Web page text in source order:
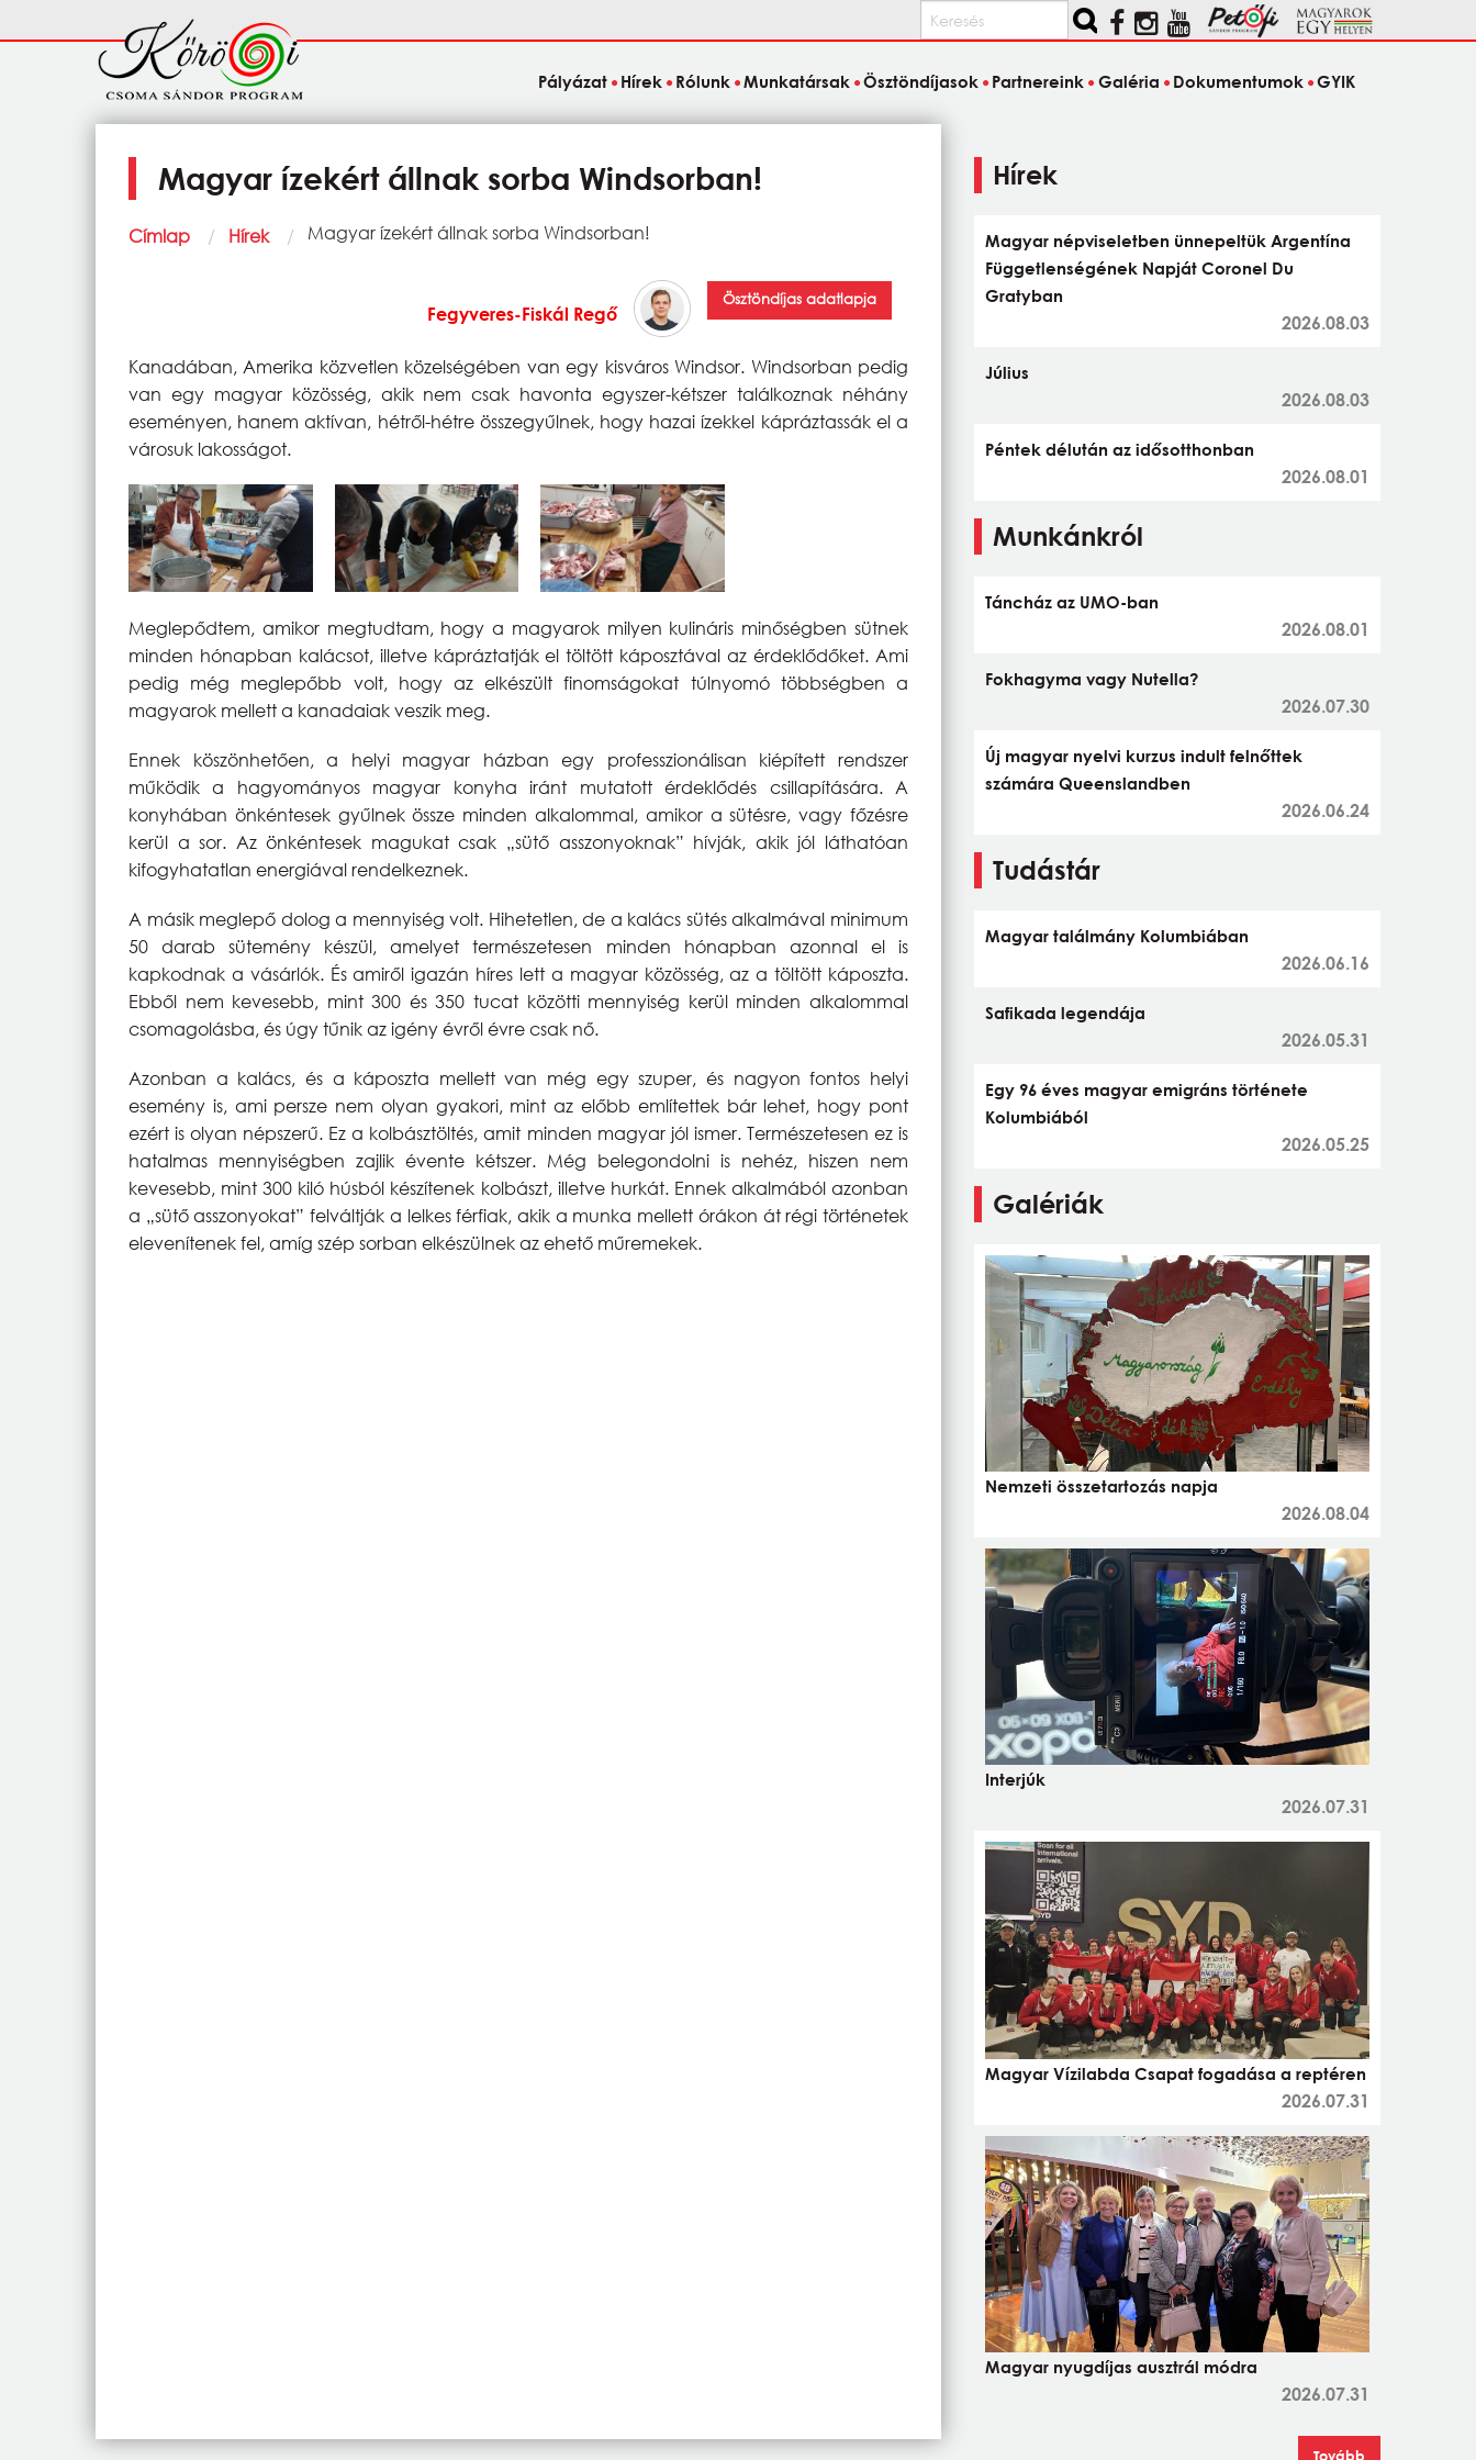
Keresés
Fő
navigáció
Pályázat Hírek Rólunk Munkatársak Ösztöndíjasok Partnereink Galéria Dokumentumok GYIK
Magyar ízekért állnak sorba Windsorban!
Morzsa
Címlap Hírek Current:
Magyar ízekért állnak sorba Windsorban!
Fegyveres-Fiskál Regő
Ösztöndíjas adatlapja
Kanadában, Amerika közvetlen közelségében van egy kisváros Windsor. Windsorban pedig
van egy magyar közösség, akik nem csak havonta egyszer-kétszer találkoznak néhány
eseményen, hanem aktívan, hétről-hétre összegyűlnek, hogy hazai ízekkel kápráztassák el a
városuk lakosságot.
Meglepődtem, amikor megtudtam, hogy a magyarok milyen kulináris minőségben sütnek
minden hónapban kalácsot, illetve kápráztatják el töltött káposztával az érdeklődőket. Ami
pedig még meglepőbb volt, hogy az elkészült finomságokat túlnyomó többségben a
magyarok mellett a kanadaiak veszik meg.
Ennek köszönhetően, a helyi magyar házban egy professzionálisan kiépített rendszer
működik a hagyományos magyar konyha iránt mutatott érdeklődés csillapítására. A
konyhában önkéntesek gyűlnek össze minden alkalommal, amikor a sütésre, vagy főzésre
kerül a sor. Az önkéntesek magukat csak „sütő asszonyoknak” hívják, akik jól láthatóan
kifogyhatatlan energiával rendelkeznek.
A másik meglepő dolog a mennyiség volt. Hihetetlen, de a kalács sütés alkalmával minimum
50 darab sütemény készül, amelyet természetesen minden hónapban azonnal el is
kapkodnak a vásárlók. És amiről igazán híres lett a magyar közösség, az a töltött káposzta.
Ebből nem kevesebb, mint 300 és 350 tucat közötti mennyiség kerül minden alkalommal
csomagolásba, és úgy tűnik az igény évről évre csak nő.
Azonban a kalács, és a káposzta mellett van még egy szuper, és nagyon fontos helyi
esemény is, ami persze nem olyan gyakori, mint az előbb említettek bár lehet, hogy pont
ezért is olyan népszerű. Ez a kolbásztöltés, amit minden magyar jól ismer. Természetesen ez is
hatalmas mennyiségben zajlik évente kétszer. Még belegondolni is nehéz, hiszen nem
kevesebb, mint 300 kiló húsból készítenek kolbászt, illetve hurkát. Ennek alkalmából azonban
a „sütő asszonyokat” felváltják a lelkes férfiak, akik a munka mellett órákon át régi történetek
elevenítenek fel, amíg szép sorban elkészülnek az ehető műremekek.
Hírek
Magyar népviseletben ünnepeltük Argentína
Függetlenségének Napját Coronel Du
Gratyban
2026.08.03
Július
2026.08.03
Péntek délután az idősotthonban
2026.08.01
Munkánkról
Táncház az UMO-ban
2026.08.01
Fokhagyma vagy Nutella?
2026.07.30
Új magyar nyelvi kurzus indult felnőttek
számára Queenslandben
2026.06.24
Tudástár
Magyar találmány Kolumbiában
2026.06.16
Safikada legendája
2026.05.31
Egy 96 éves magyar emigráns története
Kolumbiából
2026.05.25
Galériák
Nemzeti összetartozás napja
2026.08.04
Interjúk
2026.07.31
Magyar Vízilabda Csapat fogadása a reptéren
2026.07.31
Magyar nyugdíjas ausztrál módra
2026.07.31
Tovább